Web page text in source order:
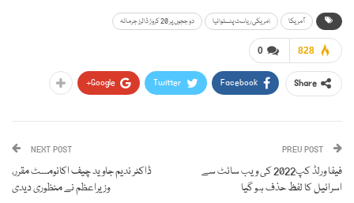
آمریکا امریکی ریاست پنسلوانیا دو ججوں پر 20 کروڑ ڈالرز جرمانہ
0 828
Share
Facebook
Twitter
Google+
فیفا ورلڈ کپ2022 کی ویب سائٹ سے
اسرائیل کا لفظ حذف ہو گیا
NEXT POST
ڈاکٹر ندیم جاوید چیف اکانومسٹ مقرر،
وزیراعظم نے منظوری دیدی